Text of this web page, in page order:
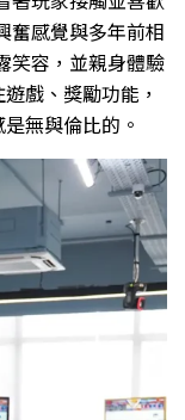
奮感覺與多年前相
笑容，並親身體驗
戲、獎勵功能，
無與倫比的。